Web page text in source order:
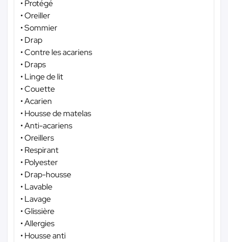
• Protégé
• Oreiller
• Sommier
• Drap
• Contre les acariens
• Draps
• Linge de lit
• Couette
• Acarien
• Housse de matelas
• Anti-acariens
• Oreillers
• Respirant
• Polyester
• Drap-housse
• Lavable
• Lavage
• Glissière
• Allergies
• Housse anti